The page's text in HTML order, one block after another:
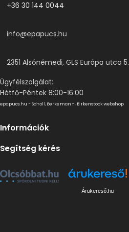
+36 30 144 0044
info@epapucs.hu
2351 Alsónémedi, GLS Európa utca 5.
Ügyfélszolgálat:
Hétfő-Péntek 8:00-16:00
epapucs.hu - Scholl, Berkemann, Birkenstock webshop
Információk
Segítség kérés
Árukereső.hu